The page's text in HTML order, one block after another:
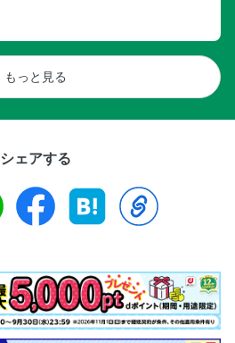
もっと見る
シェアする